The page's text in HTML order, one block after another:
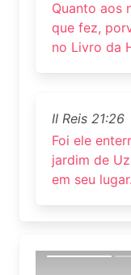
Quanto aos
que fez,
no Livro da
II Reis 21:26
Foi ele
jardim de
em seu lugar.